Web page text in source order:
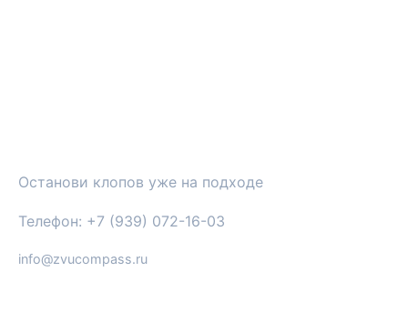
Останови клопов уже на подходе
Телефон: +7 (939) 072-16-03
info@zvucompass.ru